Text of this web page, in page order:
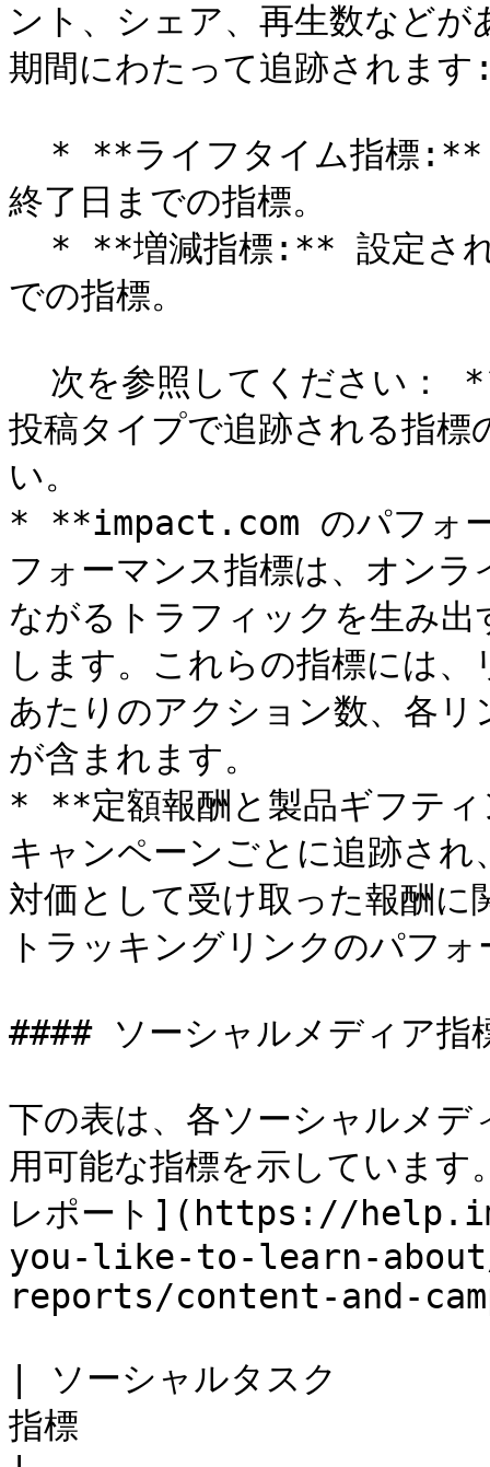
ント、シェア、再生数など
期間にわたって追跡されま
終了日までの指標。
での指標。
投稿タイプで追跡される指
い。
* **impact.com のパフォ
フォーマンス指標は、オン
ながるトラフィックを生み
します。これらの指標には
あたりのアクション数、各
が含まれます。
* **定額報酬と製品ギフテ
キャンペーンごとに追跡さ
対価として受け取った報酬
トラッキングリンクのパフ
#### ソーシャルメディア指
下の表は、各ソーシャルメ
用可能な指標を示していま
レポート](https://
you-like-to-learn-
reports/content-and-
| ソーシャルタスク        |
指標